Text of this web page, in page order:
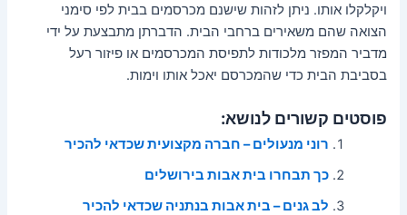
ויקלקלו אותו. ניתן לזהות שישנם מכרסמים בבית לפי סימני
הצואה שהם משאירים ברחבי הבית. הדברתן מתבצעת על ידי
מדביר המפזר מלכודות לתפיסת המכרסמים או פיזור רעל
בסביבת הבית כדי שהמכרסם יאכל אותו וימות.
פוסטים קשורים לנושא:
רוני מנעולים – חברה מקצועית שכדאי להכיר
כך תבחרו בית אבות בירושלים
לב גנים – בית אבות בנתניה שכדאי להכיר